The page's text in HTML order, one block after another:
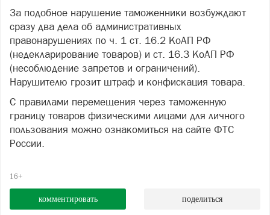
За подобное нарушение таможенники возбуждают
сразу два дела об административных
правонарушениях по ч. 1 ст. 16.2 КоАП РФ
(недекларирование товаров) и ст. 16.3 КоАП РФ
(несоблюдение запретов и ограничений).
Нарушителю грозит штраф и конфискация товара.
С правилами перемещения через таможенную
границу товаров физическими лицами для личного
пользования можно ознакомиться на сайте ФТС
России.
16+
комментировать поделиться